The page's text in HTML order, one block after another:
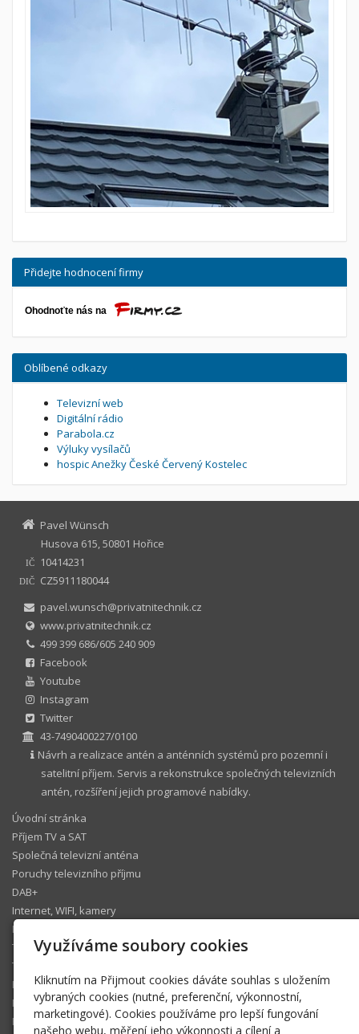
Přidejte hodnocení firmy
Oblíbené odkazy
Televizní web
Digitální rádio
Parabola.cz
Výluky vysílačů
hospic Anežky České Červený Kostelec
Pavel Wünsch
Husova 615, 50801 Hořice
IČ 10414231
DIČ
CZ5911180044
pavel.wunsch@privatnitechnik.cz
www.privatnitechnik.cz
499 399 686/605 240 909
Facebook
Youtube
Instagram
Twitter
43-7490400227/0100
Návrh a realizace antén a anténních systémů pro pozemní i
satelitní příjem. Servis a rekonstrukce společných televizních
antén, rozšíření jejich programové nabídky.
Úvodní stránka
Příjem TV a SAT
Společná televizní anténa
Poruchy televizního příjmu
DAB+
Internet, WIFI, kamery
IP telefonie
Televizní operátoři
Technický koutek
Ke stažení
Fotogalerie
Pomáhám
Využíváme soubory cookies
Kliknutím na Přijmout cookies dáváte souhlas s uložením
vybraných cookies (nutné, preferenční, výkonnostní,
marketingové). Cookies používáme pro lepší fungování
našeho webu, měření jeho výkonnosti a cílení a